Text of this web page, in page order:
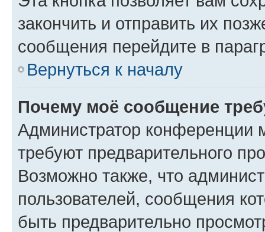
закончить и отправить их
сообщения перейдите в
Вернуться к началу
Почему моё сообщение
Администратор конференции
требуют предварительного
Возможно также, что
пользователей, сообщения
быть предварительно